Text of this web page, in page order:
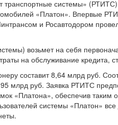
системы»
«Платон». Впервые
и Росавтодором
возьмет на себя
на обслуживание кредита,
составит 8,64 млрд руб.
млрд руб. Заявка РТИТС
«Платона», обеспечив таким
системы «Платон»